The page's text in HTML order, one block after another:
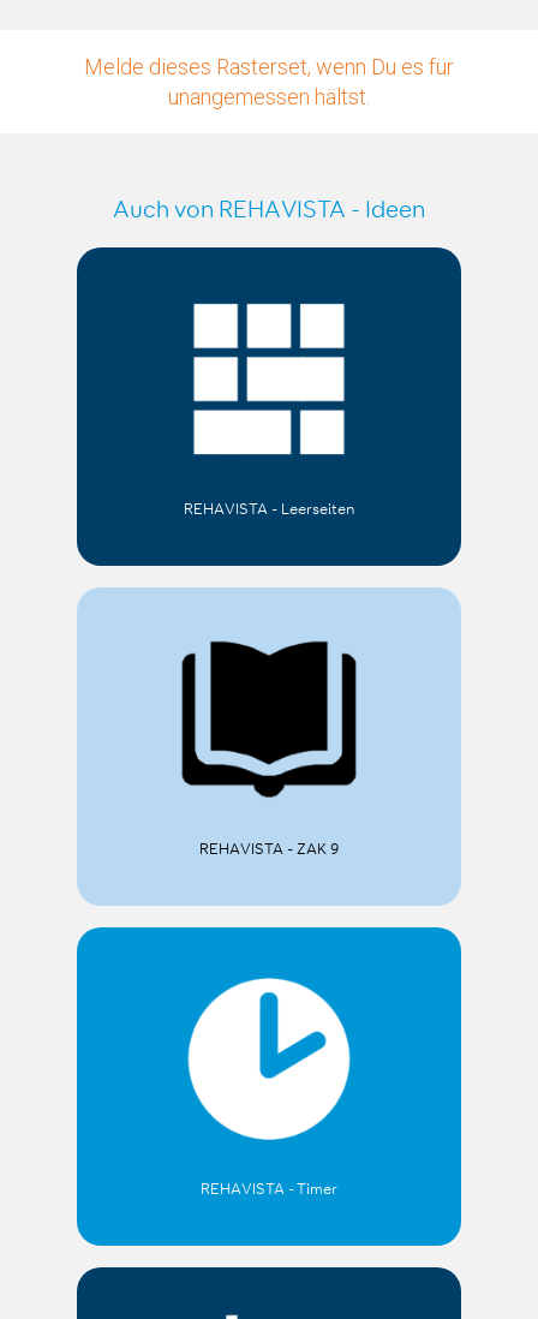
Melde dieses Rasterset, wenn Du es für
unangemessen hältst.
Auch von REHAVISTA - Ideen
REHAVISTA - Leerseiten
REHAVISTA - ZAK 9
REHAVISTA - Timer